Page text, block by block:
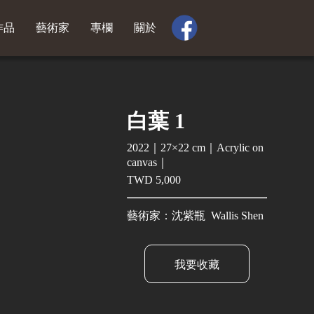
品 藝術家 專欄 關於
白葉 1
2022｜27×22 cm｜Acrylic on
canvas｜
TWD 5,000
藝術家：沈紫瓶 Wallis Shen
我要收藏